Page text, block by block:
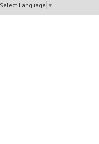
Select Language ▼